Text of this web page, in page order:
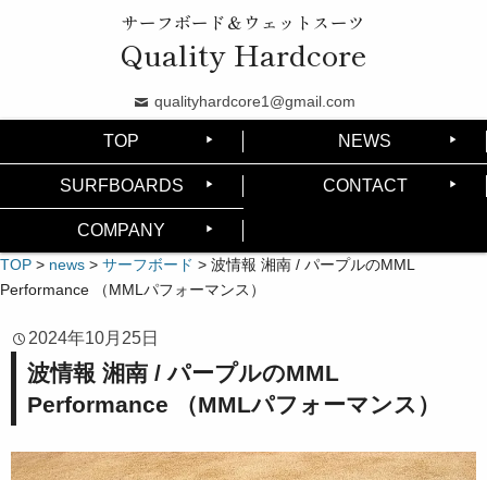
サーフボード＆ウェットスーツ
Quality Hardcore
qualityhardcore1@gmail.com
TOP NEWS
SURFBOARDS CONTACT
COMPANY
TOP > news > サーフボード > 波情報 湘南 / パープルのMML
Performance （MMLパフォーマンス）
2024年10月25日
波情報 湘南 / パープルのMML
Performance （MMLパフォーマンス）